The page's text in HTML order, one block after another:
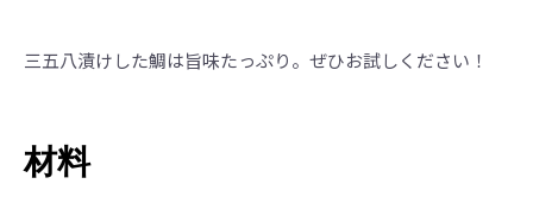
三五八漬けした鯛は旨味たっぷり。ぜひお試しください！
材料